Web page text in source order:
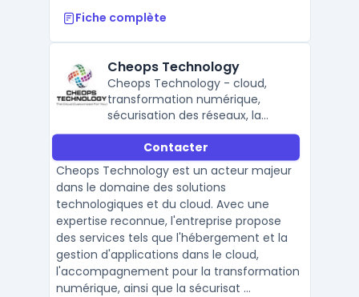
Fiche complète
Cheops Technology
Cheops Technology - cloud,
transformation numérique,
sécurisation des réseaux, la
modernisation technologique &
cybersécurité.
Contacter
Cheops Technology est un acteur majeur
dans le domaine des solutions
technologiques et du cloud. Avec une
expertise reconnue, l'entreprise propose
des services tels que l'hébergement et la
gestion d'applications dans le cloud,
l'accompagnement pour la transformation
numérique, ainsi que la sécurisat ...